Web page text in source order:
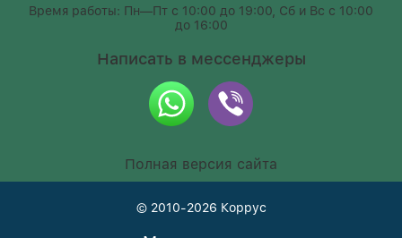
Время работы: Пн—Пт с 10:00 до 19:00, Сб и Вс с 10:00
до 16:00
Написать в мессенджеры
Полная версия сайта
© 2010-2026 Коррус